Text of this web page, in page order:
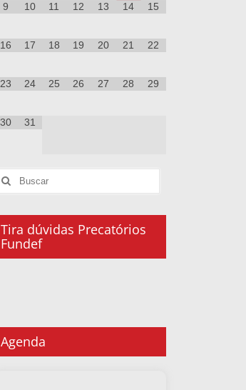
9 10 11 12 13 14 15
16 17 18 19 20 21 22
23 24 25 26 27 28 29
30 31
Tira dúvidas Precatórios
Fundef
Agenda